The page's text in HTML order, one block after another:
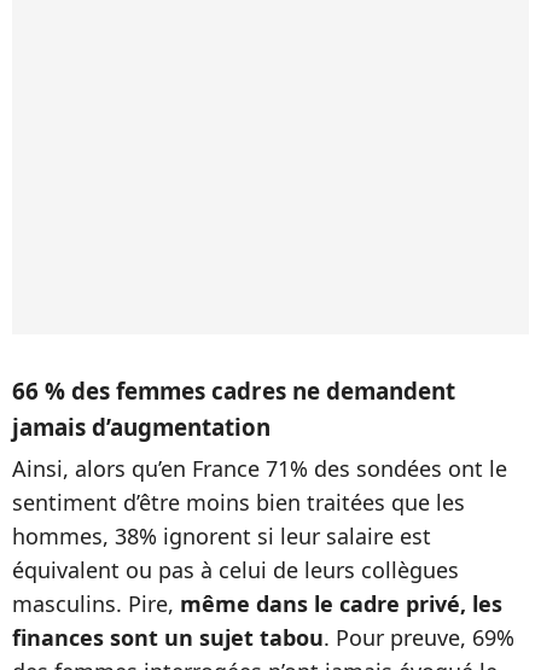
66 % des femmes cadres ne demandent
jamais d’augmentation
Ainsi, alors qu’en France 71% des sondées ont le
sentiment d’être moins bien traitées que les
hommes, 38% ignorent si leur salaire est
équivalent ou pas à celui de leurs collègues
masculins. Pire, même dans le cadre privé, les
finances sont un sujet tabou. Pour preuve, 69%